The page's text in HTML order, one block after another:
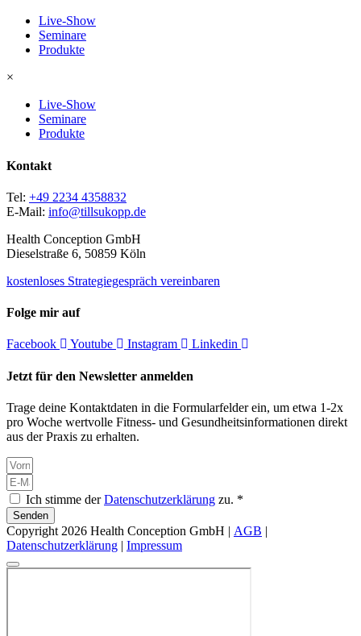
Live-Show
Seminare
Produkte
×
Live-Show
Seminare
Produkte
Kontakt
Tel: +49 2234 4358832
E-Mail: info@tillsukopp.de
Health Conception GmbH
Dieselstraße 6, 50859 Köln
kostenloses Strategiegespräch vereinbaren
Folge mir auf
Facebook Youtube Instagram Linkedin
Jetzt für den Newsletter anmelden
Trage deine Kontaktdaten in die Formularfelder ein, um etwa 1-2x
pro Woche wertvolle Fitness- und Gesundheitsinformationen direkt
aus der Praxis zu erhalten.
Ich stimme derDatenschutzerklärung zu. *
Senden
Copyright 2026 Health Conception GmbH | AGB |
Datenschutzerklärung | Impressum